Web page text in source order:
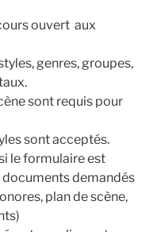
ouvert aux
genres, groupes,
sont requis pour
sont acceptés.
le formulaire est
documents demandés
plan de scène,